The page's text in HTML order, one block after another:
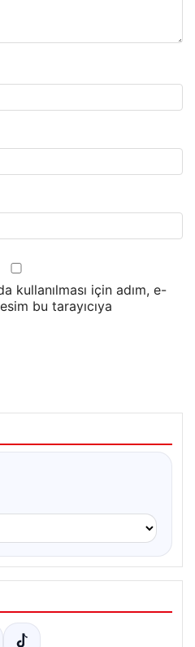
kullanılması için adım, e-
bu tarayıcıya